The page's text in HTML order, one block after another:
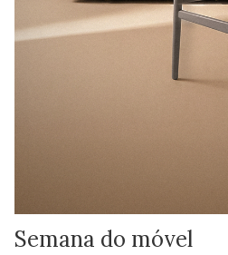
Semana do móvel